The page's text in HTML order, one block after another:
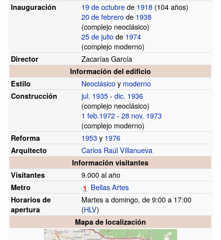
Inauguración 19 de octubrede 1918 (104años)
20 de febrerode 1938
(complejo neoclásico)
25 de juliode 1974
(complejo moderno)
Director Zacarías García
Información del edificio
Estilo
Neoclásicoy moderno
Construcción jul. 1935-dic. 1936
(complejo neoclásico)
1 feb.1972-28 nov. 1973
(complejo moderno)
Reforma 1953y 1976
Arquitecto Carlos Raúl Villanueva
Información visitantes
Visitantes
9.000 al año
Metro Bellas Artes
Horarios de
apertura
Martes a domingo, de 9:00 a 17:00
(HLV)
Mapa de localización